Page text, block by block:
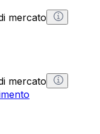
mercato
mercato